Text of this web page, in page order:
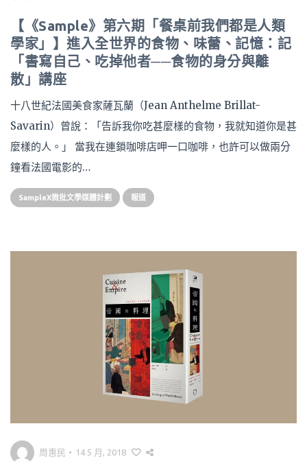
【《Sample》第六期「餐桌前我們都是人類
學家」】進入全世界的食物、味蕾、記憶：記
「書寫自己、吃掉他者──食物的身分與離
散」講座
十八世紀法國美食家薩瓦蘭（Jean Anthelme Brillat-
Savarin）曾說：「告訴我你吃甚麼樣的食物，我就知道你是甚
麼樣的人。」 當我在連鎖咖啡店呷一口咖啡，也許可以做兩分
鐘看法國電影的…
SampleX微批文學媒體計劃 報道
周惠民 • 14 5 月, 2018